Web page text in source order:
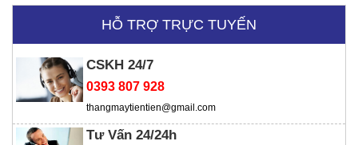
Viện chiến lược
HỖ TRỢ TRỰC TUYẾN
CSKH 24/7
0393 807 928
thangmaytientien@gmail.com
Tư Vấn 24/24h